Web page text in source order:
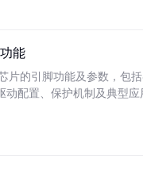
能
片的引脚功能及参数，包
动配置、保护机制及典型